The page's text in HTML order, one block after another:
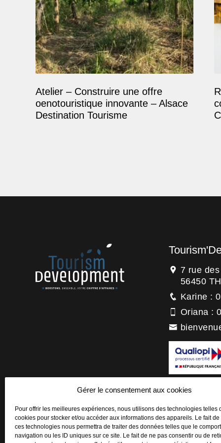
Gérer le consentement aux cookies
Pour offrir les meilleures expériences, nous utilisons des technologies telles
cookies pour stocker et/ou accéder aux informations des appareils. Le fait
ces technologies nous permettra de traiter des données telles que le
navigation ou les ID uniques sur ce site. Le fait de ne pas consentir ou de
Atelier – Construire une offre
oenotouristique innovante – Alsace
Destination Tourisme
7 rue
56450
Karine :
Oriana :
La
titre de la